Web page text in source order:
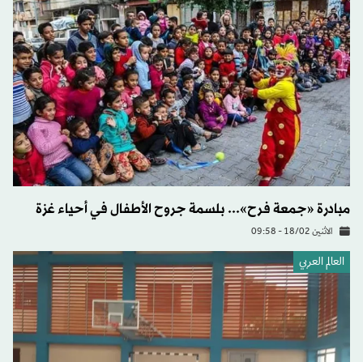
مبادرة «جمعة فرح»... بلسمة جروح الأطفال في أحياء غزة
الاثنين 18/02 - 09:58
العالم العربي